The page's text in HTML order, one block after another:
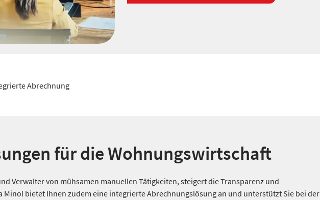
Abrechnung
für die Wohnungswirtschaft
Verwalter von mühsamen manuellen Tätigkeiten, steigert die Transparenz und
bietet Ihnen zudem eine integrierte Abrechnungslösung an und unterstützt Sie bei der